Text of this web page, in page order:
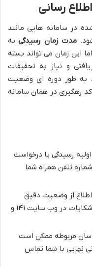
رسانی
در سامانه هایی مانند
مدت زمان رسیدگیبه
کاری است، اما این زمان می تواند بسته
و نیاز به تحقیقات
به طور دوره ای وضعیت
رهگیری در همان سامانه
رسیدگی یا درخواست
تلفن همراه شما
اطلاع از وضعیت دقیق
شکایت، مراجعه به بخش پیگیری شکایات در وب سایت ۱۴۱ و
مربوطه ممکن است
نهایی با شما تماس